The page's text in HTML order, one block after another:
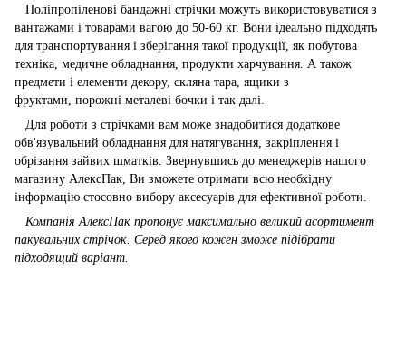
Поліпропіленові бандажні стрічки можуть використовуватися з
вантажами і товарами вагою до 50-60 кг. Вони ідеально підходять
для транспортування і зберігання такої продукції, як побутова
техніка, медичне обладнання, продукти харчування. А також
предмети і елементи декору, скляна тара, ящики з
фруктами, порожні металеві бочки і так далі.
Для роботи з стрічками вам може знадобитися додаткове
обв'язувальний обладнання для натягування, закріплення і
обрізання зайвих шматків. Звернувшись до менеджерів нашого
магазину АлексПак, Ви зможете отримати всю необхідну
інформацію стосовно вибору аксесуарів для ефективної роботи.
Компанія АлексПак пропонує максимально великий асортимент
пакувальних стрічок. Серед якого кожен зможе підібрати
підходящий варіант.